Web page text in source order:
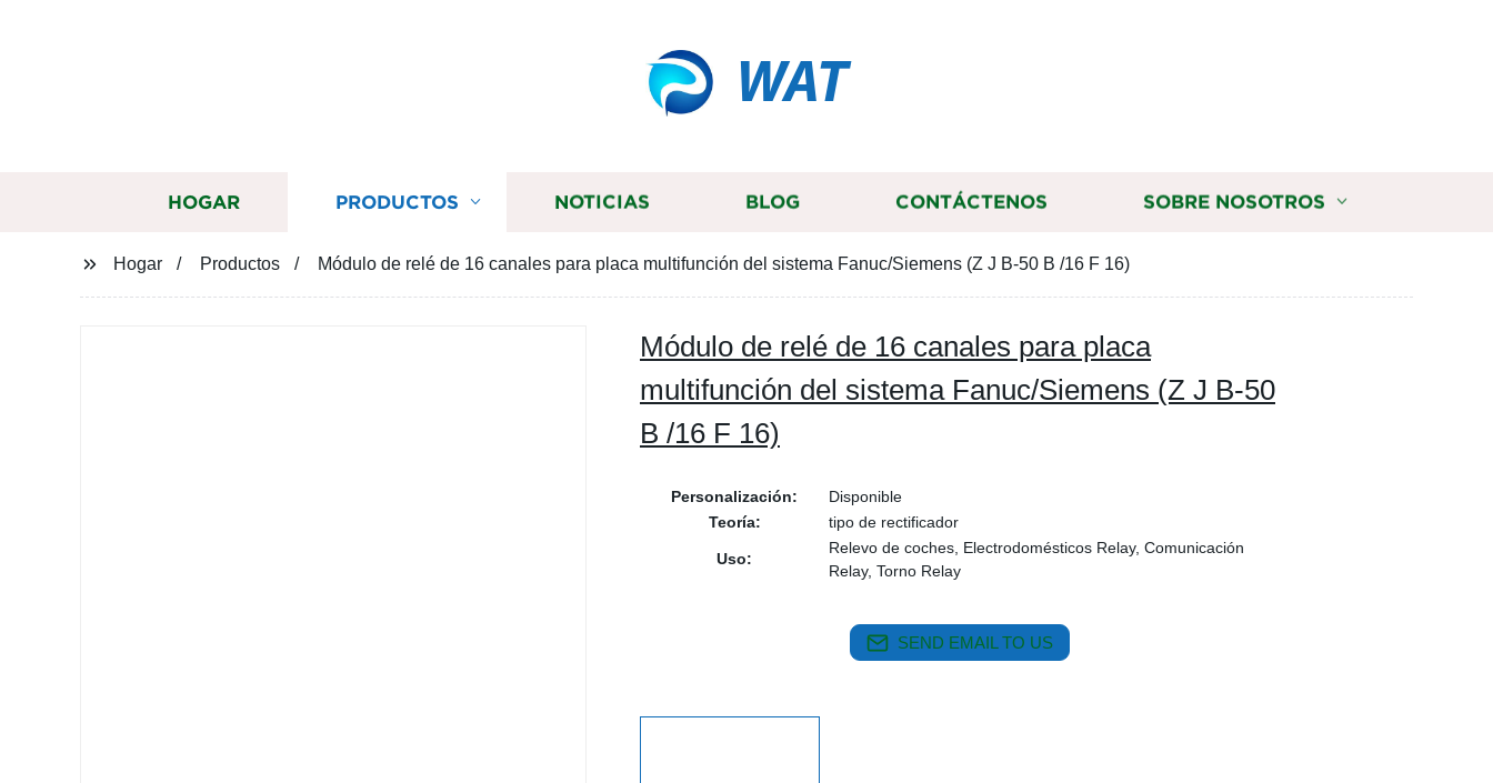
WAT
HOGAR PRODUCTOS NOTICIAS BLOG CONTÁCTENOS SOBRE NOSOTROS
Hogar Productos Módulo de relé de 16 canales para placa multifunción del sistema Fanuc/Siemens (Z J B-50 B /16 F 16)
Módulo de relé de 16 canales para placa
multifunción del sistema Fanuc/Siemens (Z J B-50
B /16 F 16)
Personalización:
Disponible
Teoría:
tipo de rectificador
Uso:
Relevo de coches, Electrodomésticos Relay, Comunicación
Relay, Torno Relay
SEND EMAIL TO US